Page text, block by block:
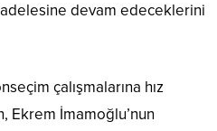
devam edeceklerini
çalışmalarına hız
Ekrem İmamoğlu’nun